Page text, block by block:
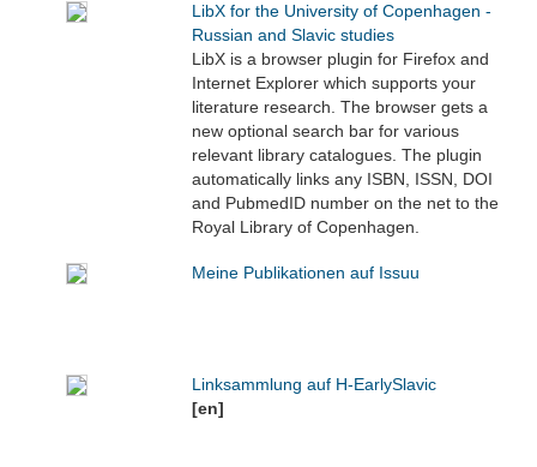
LibX for the University of Copenhagen -
Russian and Slavic studies
LibX is a browser plugin for Firefox and
Internet Explorer which supports your
literature research. The browser gets a
new optional search bar for various
relevant library catalogues. The plugin
automatically links any ISBN, ISSN, DOI
and PubmedID number on the net to the
Royal Library of Copenhagen.
Meine Publikationen auf Issuu
Linksammlung auf H-EarlySlavic
[en]